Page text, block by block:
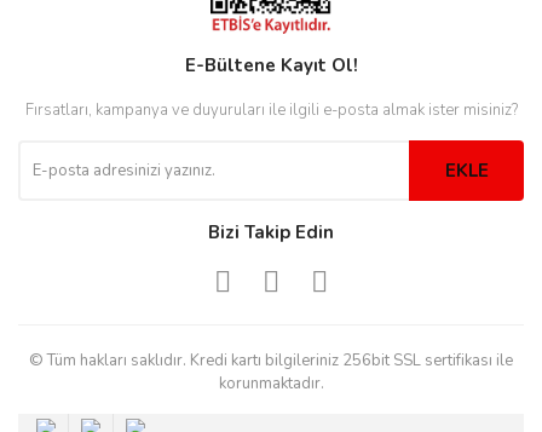
E-Bültene Kayıt Ol!
Fırsatları, kampanya ve duyuruları ile ilgili e-posta almak ister misiniz?
EKLE
Bizi Takip Edin
© Tüm hakları saklıdır. Kredi kartı bilgileriniz 256bit SSL sertifikası ile
korunmaktadır.